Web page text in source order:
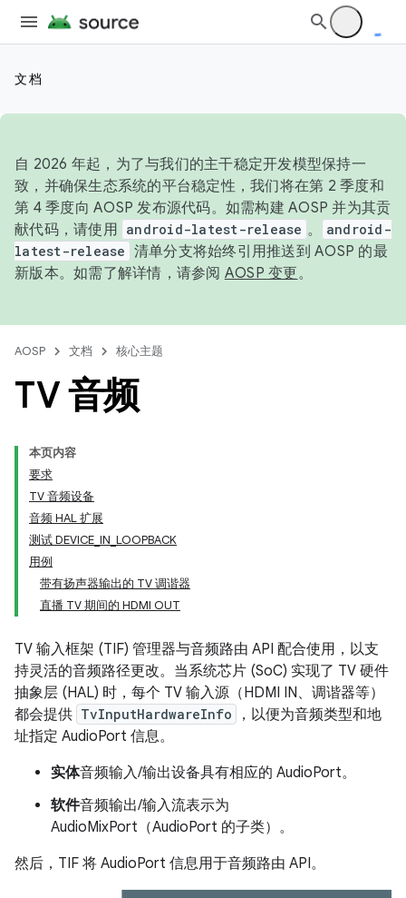
文档
自 2026 年起，为了与我们的主干稳定开发模型保持一
致，并确保生态系统的平台稳定性，我们将在第 2 季度和
第 4 季度向 AOSP 发布源代码。如需构建 AOSP 并为其贡
献代码，请使用 android-latest-release 。
android-
latest-release 清单分支将始终引用推送到 AOSP 的最
新版本。如需了解详情，请参阅 AOSP 变更。
AOSP 文档 核心主题
TV 音频
本页内容
要求
TV 音频设备
音频 HAL 扩展
测试 DEVICE_IN_LOOPBACK
用例
带有扬声器输出的 TV 调谐器
直播 TV 期间的 HDMI OUT
TV 输入框架 (TIF) 管理器与音频路由 API 配合使用，以支
持灵活的音频路径更改。当系统芯片 (SoC) 实现了 TV 硬件
抽象层 (HAL) 时，每个 TV 输入源（HDMI IN、调谐器等）
都会提供 TvInputHardwareInfo
，以便为音频类型和地
址指定 AudioPort 信息。
实体音频输入/输出设备具有相应的 AudioPort。
软件音频输出/输入流表示为
AudioMixPort（AudioPort 的子类）。
然后，TIF 将 AudioPort 信息用于音频路由 API。